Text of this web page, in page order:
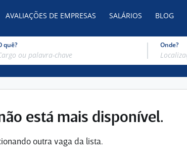
AVALIAÇÕES DE EMPRESAS SALÁRIOS BLOG
quê? Onde?
está mais disponível.
outra vaga da lista.